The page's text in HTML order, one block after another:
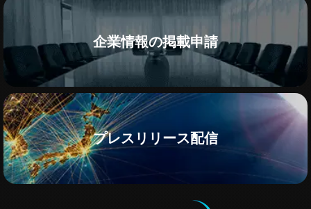
企業情報の掲載申請
プレスリリース配信